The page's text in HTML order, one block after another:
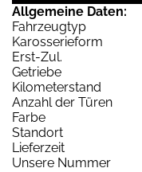
Allgemeine Daten:
Fahrzeugtyp
Karosserieform
Erst-Zul.
Getriebe
Kilometerstand
Anzahl der Türen
Farbe
Standort
Lieferzeit
Unsere Nummer